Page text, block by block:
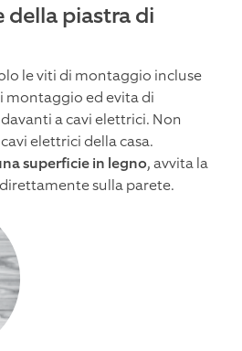
della piastra di
le viti di montaggio incluse
montaggio ed evita di
a cavi elettrici. Non
elettrici della casa.
superficie in legno, avvita la
sulla parete.